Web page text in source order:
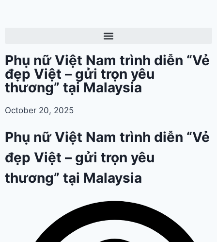
Phụ nữ Việt Nam trình diễn “Vẻ
đẹp Việt – gửi trọn yêu
thương” tại Malaysia
October 20, 2025
Phụ nữ Việt Nam trình diễn “Vẻ
đẹp Việt – gửi trọn yêu
thương” tại Malaysia